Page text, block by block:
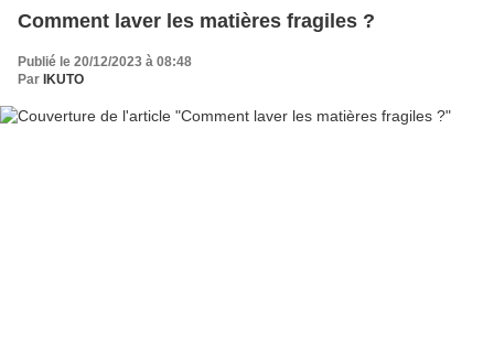
Comment laver les matières fragiles ?
Publié le 20/12/2023 à 08:48
Par IKUTO